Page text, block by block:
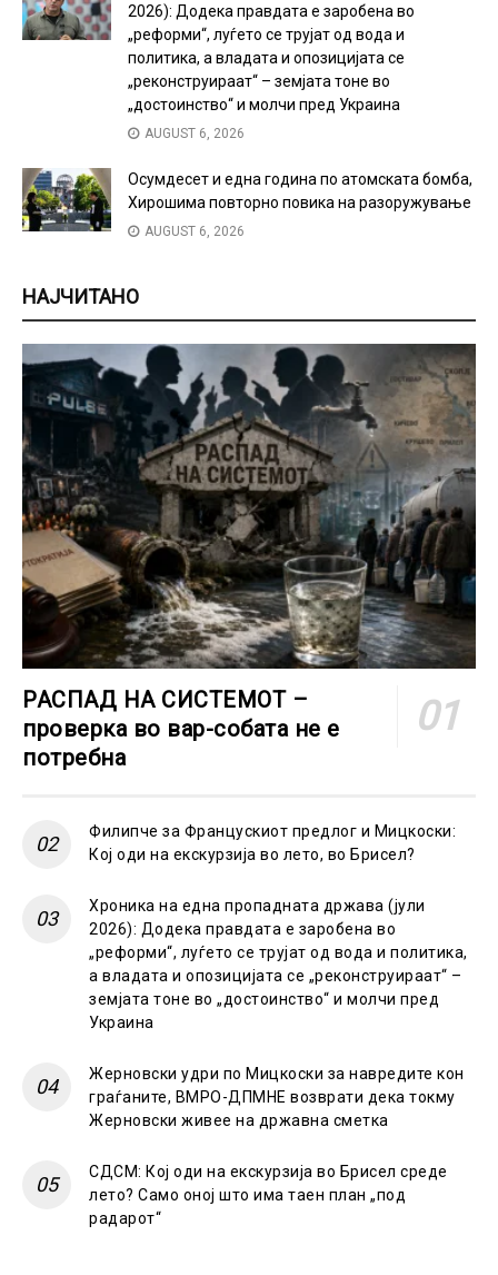
2026): Додека правдата е заробена во
„реформи“, луѓето се трујат од вода и
политика, а владата и опозицијата се
„реконструираат“ – земјата тоне во
„достоинство“ и молчи пред Украина
AUGUST 6, 2026
Осумдесет и една година по атомската бомба,
Хирошима повторно повика на разоружување
AUGUST 6, 2026
НАЈЧИТАНО
РАСПАД НА СИСТЕМОТ –
проверка во вар-собата не е
потребна
Филипче за Францускиот предлог и Мицкоски:
Кој оди на екскурзија во лето, во Брисел?
Хроника на една пропадната држава (јули
2026): Додека правдата е заробена во
„реформи“, луѓето се трујат од вода и политика,
а владата и опозицијата се „реконструираат“ –
земјата тоне во „достоинство“ и молчи пред
Украина
Жерновски удри по Мицкоски за навредите кон
граѓаните, ВМРО-ДПМНЕ возврати дека токму
Жерновски живее на државна сметка
СДСМ: Кој оди на екскурзија во Брисел среде
лето? Само оној што има таен план „под
радарот“